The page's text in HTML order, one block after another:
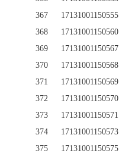
367
17131001150555
368
17131001150560
369
17131001150567
370
17131001150568
371
17131001150569
372
17131001150570
373
17131001150571
374
17131001150573
375
17131001150575